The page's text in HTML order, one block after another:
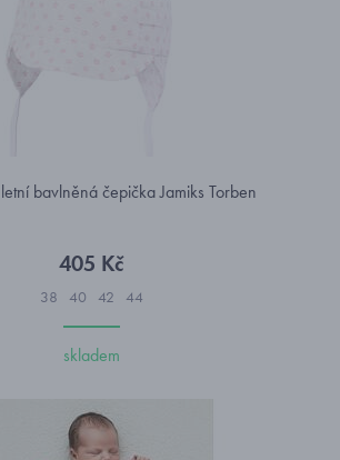
bavlněná čepička Jamiks Torben
405 Kč
38 40 42 44
skladem